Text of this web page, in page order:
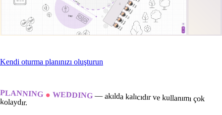
Kendi oturma planınızı oluşturun
PLANNING . WEDDING —akılda kalıcıdır ve kullanımı çok
kolaydır.